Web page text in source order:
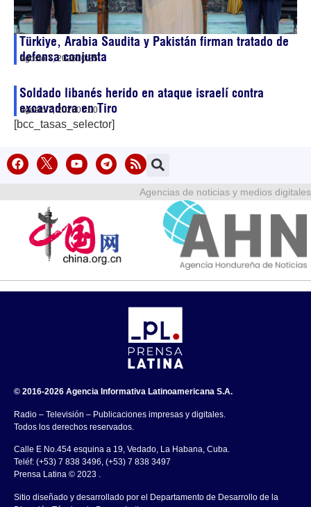
Türkiye, Arabia Saudita y Pakistán firman tratado de
defensa conjunta
agosto 7, 202610:25
Soldado libanés herido en ataque israelí contra
excavadora en Tiro
agosto 7, 202607:00
[bcc_tasas_selector]
Agencias de noticias y medios digitales
© 2016-2026 Agencia Informativa Latinoamericana S.A.
Radio – Televisión – Publicaciones impresas y digitales.
Todos los derechos reservados.
Calle E No.454 esquina a 19, Vedado, La Habana, Cuba.
Teléf: (+53) 7 838 3496, (+53) 7 838 3497
Prensa Latina © 2023 .
Sitio diseñado y desarrollado por el Departamento de Desarrollo de la